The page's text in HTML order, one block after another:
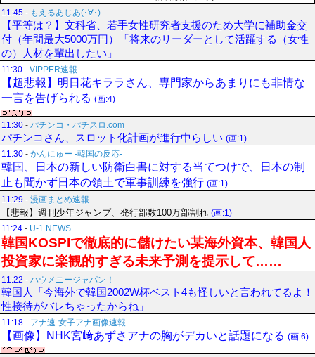
11:45 - もえるあじあ(･∀･)
【平等は？】文科省、若手女性研究者支援のため大学に補助金交
付（年間最大5000万円）「将来のリーダーとして活躍する（女性
の）人材を輩出したい」
11:30 - VIPPER速報
【超悲報】明日花キララさん、専門家からあまりにも非情な
一言を告げられる (画:4)
11:30 - パチンコ・パチスロ.com
パチンコさん、スロット化計画が進行中らしい (画:1)
11:30 - かんにゅー -韓国の反応-
韓国、日本の新しい防衛白書に対する当てつけで、日本の制
止も聞かず日本の領土で軍事訓練を強行 (画:1)
11:29 - 漫画まとめ速報
【悲報】週刊少年ジャンプ、発行部数100万部割れ (画:1)
11:24 - U-1 NEWS.
韓国KOSPIで徹底的に儲けたい某海外資本、韓国人
投資家に楽観的すぎる未来予測を提示して……
11:22 - ハウメニージャパン！
韓国人「今海外で韓国2002W杯ベスト4も怪しいと言われてるよ！
性接待がバレちゃったからね」
11:18 - アナ速‐女子アナ画像速報
【画像】NHK宮﨑あずさアナの胸がデカいと話題になる (画:6)